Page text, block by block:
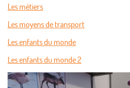
Les métiers
Les moyens de transport
Les enfants du monde
Les enfants du monde 2